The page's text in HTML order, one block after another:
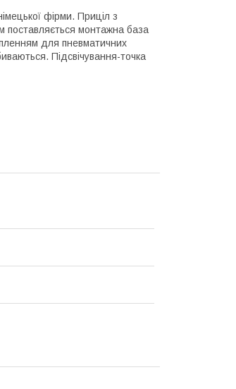
фірми. Приціл з
поставляється монтажна база
для пневматичних
Підсвічування-точка